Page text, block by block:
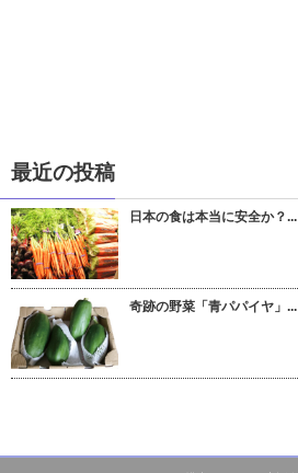
最近の投稿
日本の食は本当に安全か？...
奇跡の野菜「青パパイヤ」...